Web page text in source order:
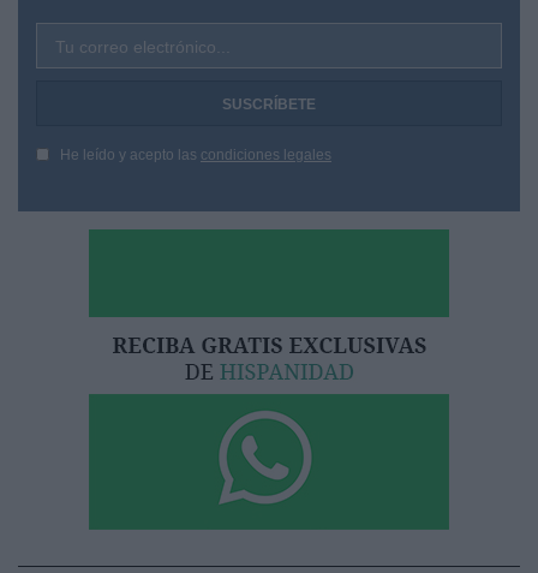
Tu correo electrónico...
He leído y acepto las condiciones legales